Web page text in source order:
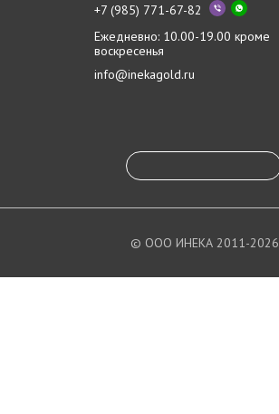
+7 (985) 771-67-82
Ежедневно: 10.00-19.00 кроме
воскресенья
info@inekagold.ru
© ООО ИНЕКА 2011-2026